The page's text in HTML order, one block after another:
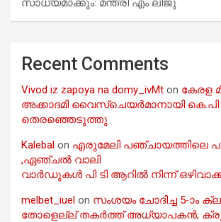
സാധ്യമാക്കും: മന്ത്രി എം ലിജു
Recent Comments
Vivod iz zapoya na domy_ivMt on കേരള
അക്കാദമി വൈസ്ചെയർമാനായി കെ.പി
തെരഞ്ഞെടുത്തു
Kalebal on എരുമേലി പഞ്ചായത്തിലെ
,ഏഞ്ചൽ വാലി
വാർഡുകൾ പി ടി ആറിൽ നിന്ന്
melbet_iuel on സംശയം ചോദിച്ച 5-ാം
തോളെല്ല് തകർത്ത് അധ്യാപകൻ;